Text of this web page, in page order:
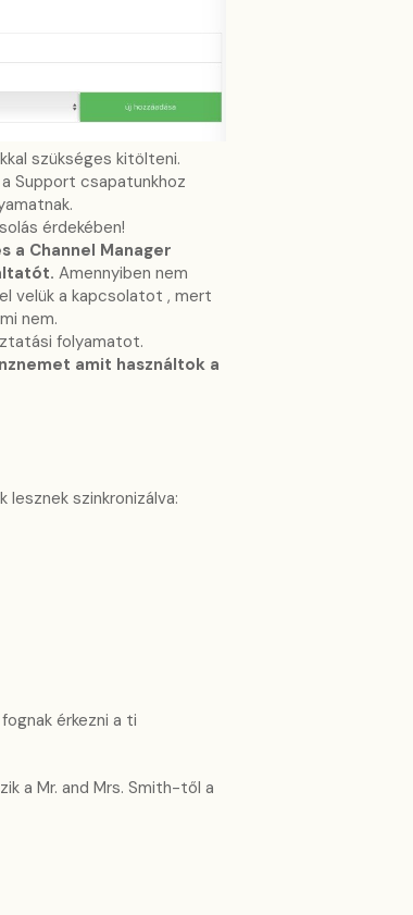
szükséges kitölteni.
Support csapatunkhoz
érdekében!
a Channel Manager
Amennyiben nem
velük a kapcsolatot , mert
nem.
folyamatot.
amit használtok a
szinkronizálva:
érkezni a ti
a Mr. and Mrs. Smith-től a